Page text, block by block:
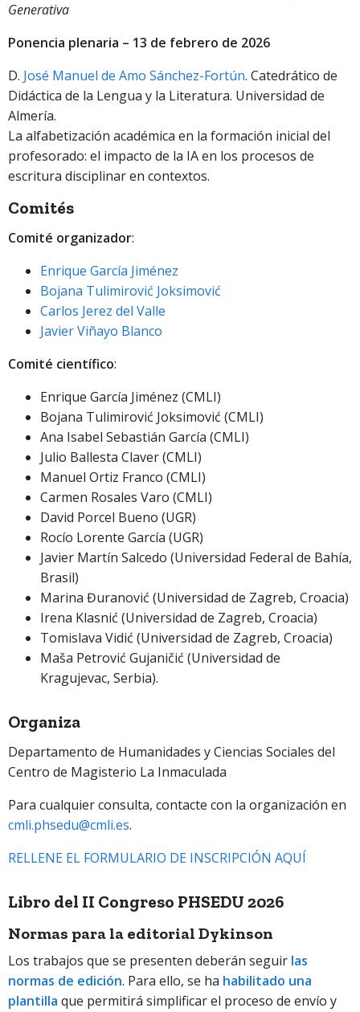
Generativa
Ponencia plenaria – 13 de febrero de 2026
D. José Manuel de Amo Sánchez-Fortún. Catedrático de
Didáctica de la Lengua y la Literatura. Universidad de
Almería.
La alfabetización académica en la formación inicial del
profesorado: el impacto de la IA en los procesos de
escritura disciplinar en contextos.
Comités
Comité organizador:
Enrique García Jiménez
Bojana Tulimirović Joksimović
Carlos Jerez del Valle
Javier Viñayo Blanco
Comité científico:
Enrique García Jiménez (CMLI)
Bojana Tulimirović Joksimović (CMLI)
Ana Isabel Sebastián García (CMLI)
Julio Ballesta Claver (CMLI)
Manuel Ortiz Franco (CMLI)
Carmen Rosales Varo (CMLI)
David Porcel Bueno (UGR)
Rocío Lorente García (UGR)
Javier Martín Salcedo (Universidad Federal de Bahía,
Brasil)
Marina Đuranović (Universidad de Zagreb, Croacia)
Irena Klasnić (Universidad de Zagreb, Croacia)
Tomislava Vidić (Universidad de Zagreb, Croacia)
Maša Petrović Gujaničić (Universidad de
Kragujevac, Serbia).
Organiza
Departamento de Humanidades y Ciencias Sociales del
Centro de Magisterio La Inmaculada
Para cualquier consulta, contacte con la organización en
cmli.phsedu@cmli.es.
RELLENE EL FORMULARIO DE INSCRIPCIÓN AQUÍ
Libro del II Congreso PHSEDU 2026
Normas para la editorial Dykinson
Los trabajos que se presenten deberán seguir las
normas de edición. Para ello, se ha habilitado una
plantilla que permitirá simplificar el proceso de envío y